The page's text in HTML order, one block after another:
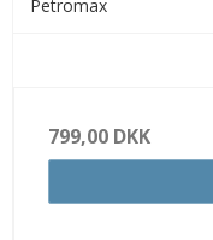
Petromax
799,00 DKK